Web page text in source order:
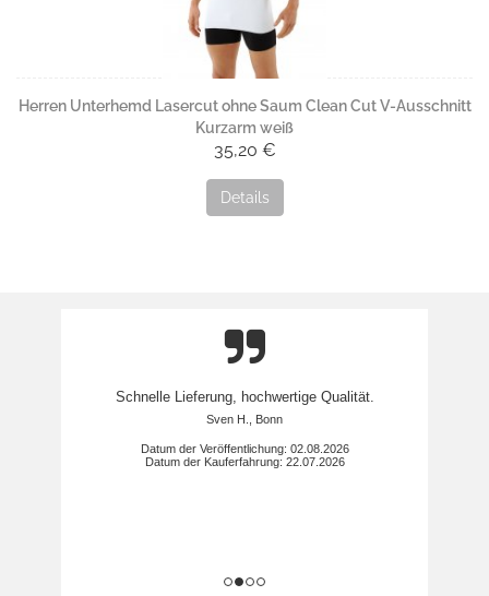
Herren Unterhemd Lasercut ohne Saum Clean Cut V-Ausschnitt
Kurzarm weiß
35,20 €
Details
Schnelle Lieferung, hochwertige Qualität.
Sven H., Bonn
Datum der Veröffentlichung: 02.08.2026
Datum der Kauferfahrung: 22.07.2026